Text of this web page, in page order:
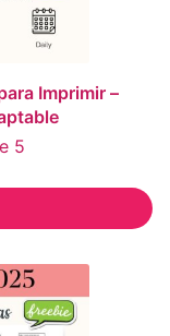
Imprimir –
5